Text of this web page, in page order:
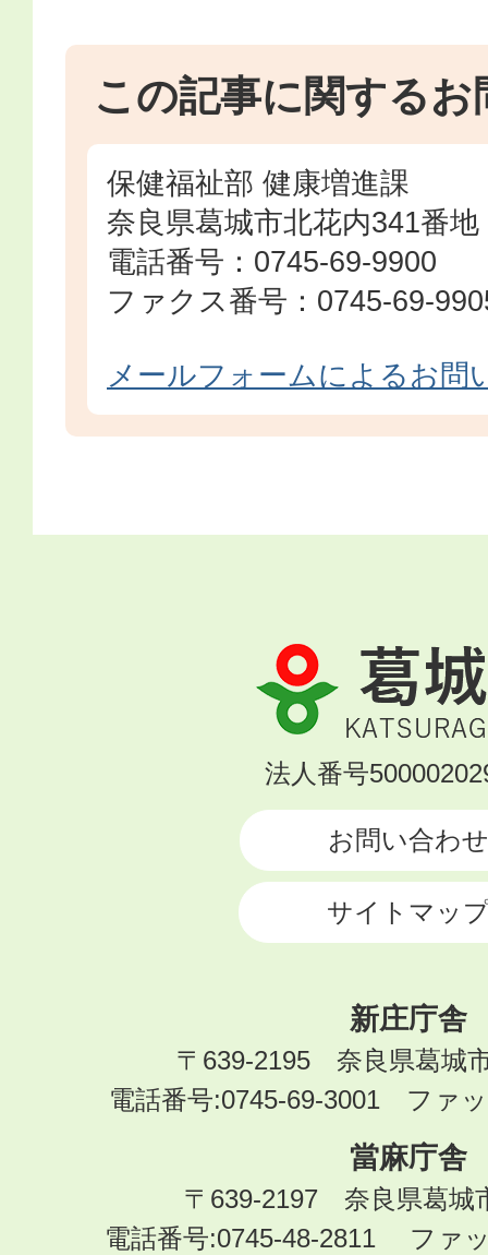
この記事に関するお
保健福祉部 健康増進課
奈良県葛城市北花内341番地
電話番号：0745-69-9900
ファクス番号：0745-69-
メールフォームによるお問
葛
城
市
KATSURAGI
法人番号
お問い合わせ
サイトマッ
新庄庁舎
〒639-2195 奈良県葛城
電話番号:0745-69-3001 ファ
當麻庁舎
〒639-2197 奈良県葛城
電話番号:0745-48-2811 ファ